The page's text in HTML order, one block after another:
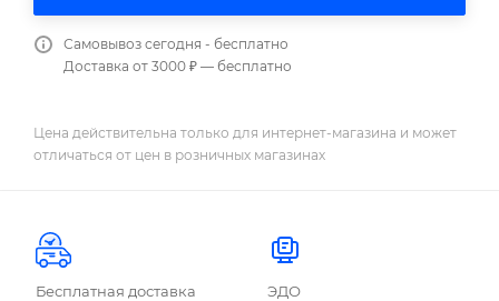
Самовывоз сегодня - бесплатно
Доставка от 3000 ₽ — бесплатно
Цена действительна только для интернет-магазина и может
отличаться от цен в розничных магазинах
Бесплатная доставка ЭДО